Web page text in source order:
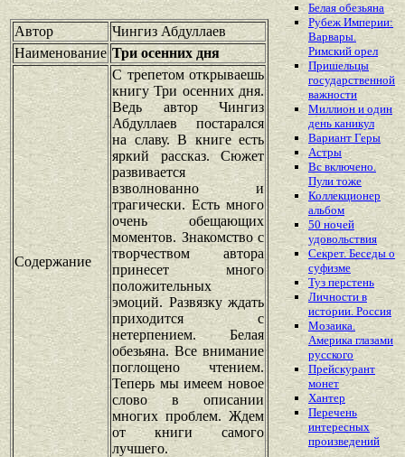
Автор
Чингиз Абдуллаев
Наименование Три осенних дня
Содержание
С трепетом открываешь
книгу Три осенних дня.
Ведь автор Чингиз
Абдуллаев постарался
на славу. В книге есть
яркий рассказ. Сюжет
развивается
взволнованно и
трагически. Есть много
очень обещающих
моментов. Знакомство с
творчеством автора
принесет много
положительных
эмоций. Развязку ждать
приходится с
нетерпением. Белая
обезьяна. Все внимание
поглощено чтением.
Теперь мы имеем новое
слово в описании
многих проблем. Ждем
от книги самого
лучшего.
Белая обезьяна
Рубеж Империи:
Варвары.
Римский орел
Пришельцы
государственной
важности
Миллион и один
день каникул
Вариант Геры
Астры
Вс включено.
Пули тоже
Коллекционер
альбом
50 ночей
удовольствия
Секрет. Беседы о
суфизме
Туз перстень
Личности в
истории. Россия
Мозаика.
Америка глазами
русского
Прейскурант
монет
Хантер
Перечень
интересных
произведений